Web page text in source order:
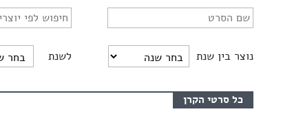
נוצר בין שנת לשנת
כל סרטי הקרן